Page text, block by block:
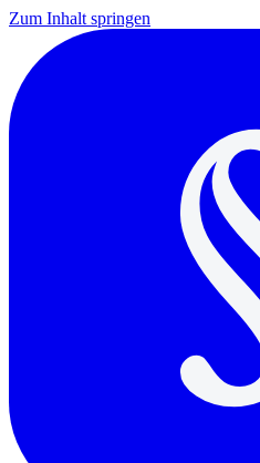
Zum Inhalt springen